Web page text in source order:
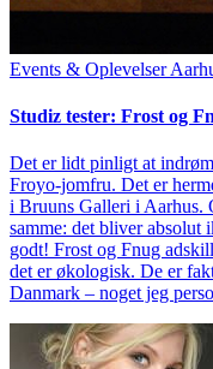
Events & Oplevelser
Studiz tester: Frost og
Det er lidt pinligt at
Froyo-jomfru. Det er
i Bruuns Galleri i Aarhus.
samme: det bliver absolut
godt! Frost og Fnug
det er økologisk. De er
Danmark – noget jeg